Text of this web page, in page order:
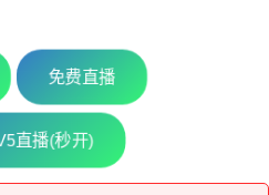
免费直播
直播(秒开)
马尼亚U16VS塞尔维亚U16
兰U16VS罗马尼亚U16